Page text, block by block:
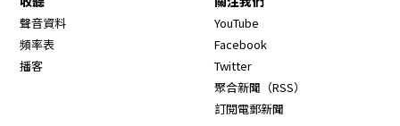
聲音資料
頻率表
播客
YouTube
Facebook
Twitter
聚合新聞（RSS）
訂閱電郵新聞